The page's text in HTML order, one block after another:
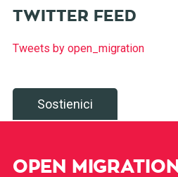
TWITTER FEED
Tweets by open_migration
Sostienici
OPEN MIGRATION